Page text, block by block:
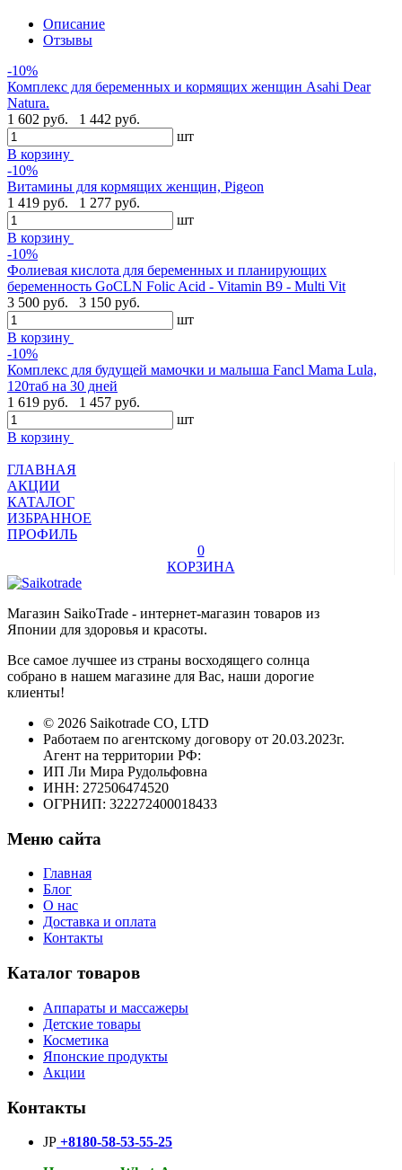
Описание
Отзывы
-10%
Комплекс для беременных и кормящих женщин Asahi Dear
Natura.
1 602 руб.
1 442 руб.
шт
В корзину
-10%
Витамины для кормящих женщин, Pigeon
1 419 руб.
1 277 руб.
шт
В корзину
-10%
Фолиевая кислота для беременных и планирующих
беременность GoCLN Folic Acid - Vitamin B9 - Multi Vit
3 500 руб.
3 150 руб.
шт
В корзину
-10%
Комплекс для будущей мамочки и малыша Fancl Mama Lula,
120таб на 30 дней
1 619 руб.
1 457 руб.
шт
В корзину
ГЛАВНАЯ
АКЦИИ
КАТАЛОГ
ИЗБРАННОЕ
ПРОФИЛЬ
0
КОРЗИНА
Магазин SaikoTrade - интернет-магазин товаров из
Японии для здоровья и красоты.
Все самое лучшее из страны восходящего солнца
собрано в нашем магазине для Вас, наши дорогие
клиенты!
© 2026 Saikotrade CO, LTD
Работаем по агентскому договору от 20.03.2023г.
Агент на территории РФ:
ИП Ли Мира Рудольфовна
ИНН: 272506474520
ОГРНИП: 322272400018433
Меню сайта
Главная
Блог
О нас
Доставка и оплата
Контакты
Каталог товаров
Аппараты и массажеры
Детские товары
Косметика
Японские продукты
Акции
Контакты
JP +8180-58-53-55-25